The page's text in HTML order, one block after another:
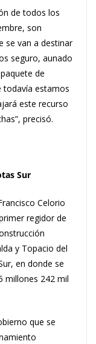
de todos los
son
se van a destinar
seguro, aunado
de
todavía estamos
este recurso
precisó.
Sur
Celorio
regidor de
y Topacio del
en donde se
millones 242 mil
que se